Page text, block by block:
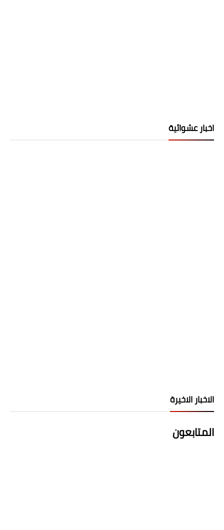
اخبار عشوائية
الاخبار الاخيرة
المتابعون